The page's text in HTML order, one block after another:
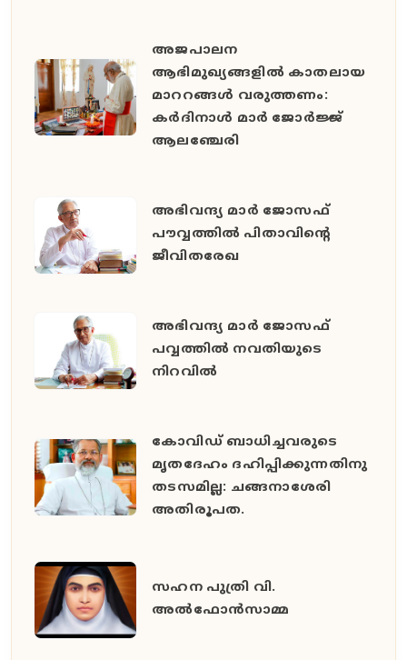
അജപാലന
ആഭിമുഖ്യങ്ങളില്‍ കാതലായ
മാററങ്ങള്‍ വരുത്തണം:
കര്‍ദിനാള്‍ മാര്‍ ജോര്‍ജ്ജ്
ആലഞ്ചേരി
അഭിവന്ദ്യ മാർ ജോസഫ്
പൗവ്വത്തിൽ പിതാവിന്‍റെ
ജീവിതരേഖ
അഭിവന്ദ്യ മാർ ജോസഫ്
പവ്വത്തിൽ നവതിയുടെ
നിറവിൽ
കോവിഡ് ബാധിച്ചവരുടെ
മൃതദേഹം ദഹിപ്പിക്കുന്നതിനു
തടസമില്ല: ചങ്ങനാശേരി
അതിരൂപത.
സഹന പുത്രി വി.
അൽഫോൻസാമ്മ